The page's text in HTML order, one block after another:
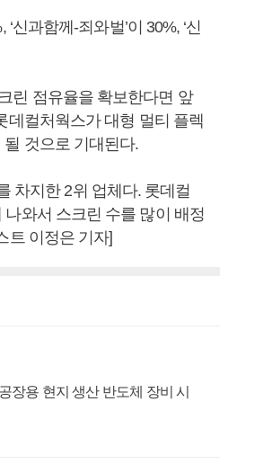
신과함께-죄와벌’이 30%, ‘신
린 점유율을 확보한다면 앞
데컬처웍스가 대형 멀티 플렉
것으로 기대된다.
차지한 2위 업체다. 롯데컬
와서 스크린 수를 많이 배정
트 이정은 기자]
장용 현지 생산 반도체 장비 시